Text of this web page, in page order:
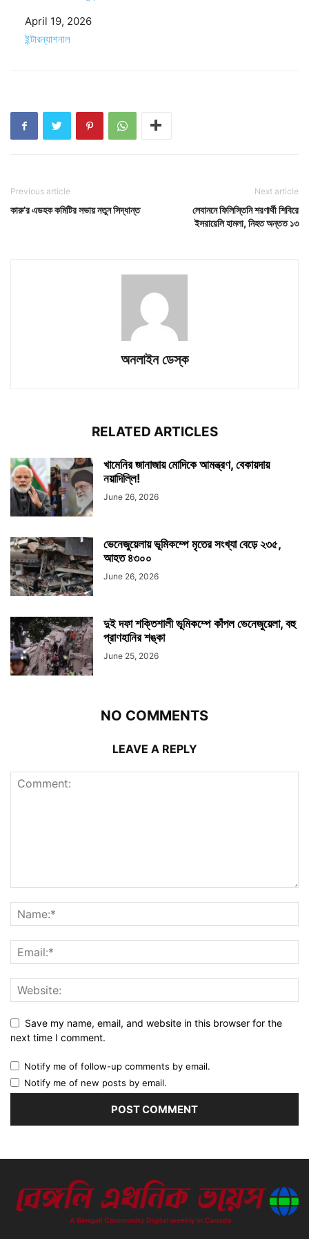
Date
April 19, 2026
In relation to
ইন্টারন্যাশনাল
Previous article
কারু’র এডহক কমিটির সভায় নতুন সিদ্ধান্ত
Next article
লেবাননে ফিলিস্তিনি শরণার্থী শিবিরে
ইসরায়েলি হামলা, নিহত অন্তত ১৩
অনলাইন ডেস্ক
RELATED ARTICLES
খামেনির জানাজায় মোদিকে আমন্ত্রণ, বেকায়দায়
নয়াদিল্লি!
June 26, 2026
ভেনেজুয়েলায় ভূমিকম্পে মৃতের সংখ্যা বেড়ে ২৩৫,
আহত ৪৩০০
June 26, 2026
দুই দফা শক্তিশালী ভূমিকম্পে কাঁপল ভেনেজুয়েলা, বহু
প্রাণহানির শঙ্কা
June 25, 2026
NO COMMENTS
LEAVE A REPLY
Save my name, email, and website in this browser for the
next time I comment.
Notify me of follow-up comments by email.
Notify me of new posts by email.